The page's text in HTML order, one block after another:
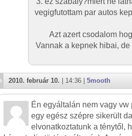
vegigfutottam par autos
Azt azert csodalom
Vannak a kepnek hibai,
2010. február 10. | 14:36 | 5mooth
Én egyáltalán nem vagy vw
egy egész szépre sikerült
elvonatkoztatunk a ténytől,